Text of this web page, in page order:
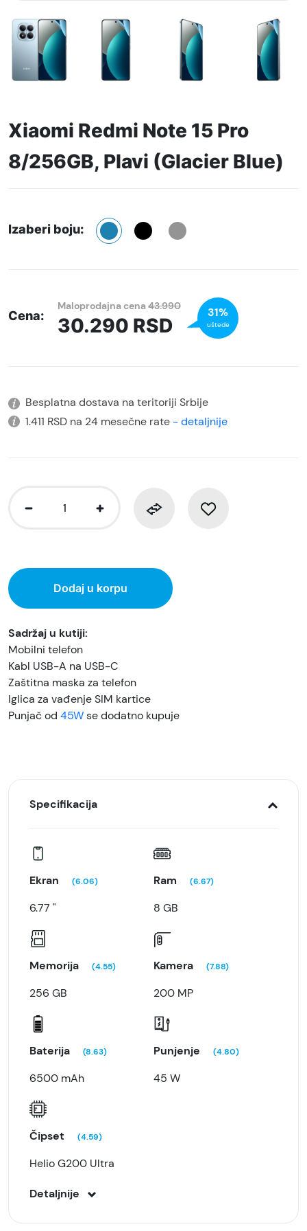
Xiaomi Redmi Note 15 Pro
8/256GB, Plavi (Glacier Blue)
Izaberi boju:
Cena:
Maloprodajna cena43.990
30.290 RSD
31%
uštede
Besplatna dostava na teritoriji Srbije
1.411 RSD na 24 mesečne rate - detaljnije
Dodaj u korpu
Sadržaj u kutiji:
Mobilni telefon
Kabl USB-A na USB-C
Zaštitna maska za telefon
Iglica za vađenje SIM kartice
Punjač od 45Wse dodatno kupuje
Specifikacija
Ekran (6.06)
6.77 "
Ram (6.67)
8 GB
Memorija (4.55)
256 GB
Kamera (7.88)
200 MP
Baterija (8.63)
6500 mAh
Punjenje (4.80)
45 W
Čipset (4.59)
Helio G200 Ultra
Detaljnije